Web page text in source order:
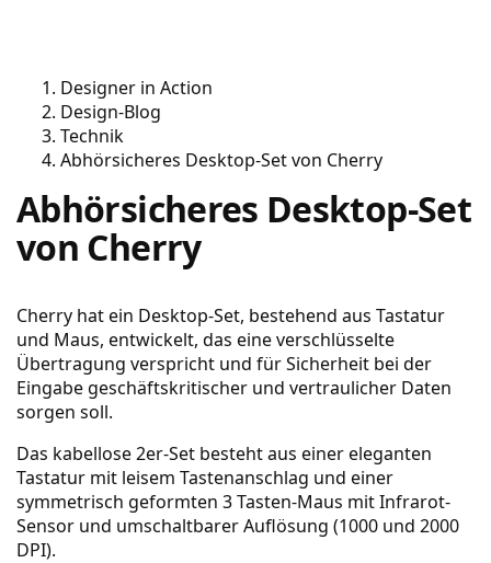
Designer in Action
Design-Blog
Technik
Abhörsicheres Desktop-Set von Cherry
Abhörsicheres Desktop-Set
von Cherry
Cherry hat ein Desktop-Set, bestehend aus Tastatur
und Maus, entwickelt, das eine verschlüsselte
Übertragung verspricht und für Sicherheit bei der
Eingabe geschäftskritischer und vertraulicher Daten
sorgen soll.
Das kabellose 2er-Set besteht aus einer eleganten
Tastatur mit leisem Tastenanschlag und einer
symmetrisch geformten 3 Tasten-Maus mit Infrarot-
Sensor und umschaltbarer Auflösung (1000 und 2000
DPI).